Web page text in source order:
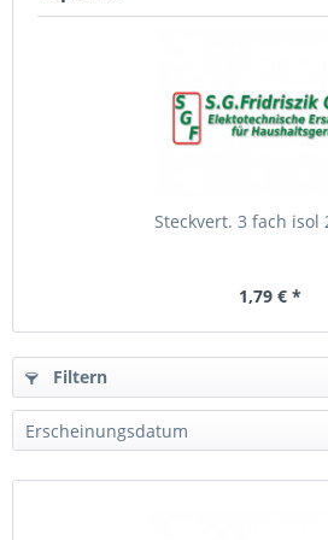
Steckvert. 3 fach isol
1,79 € *
Filtern